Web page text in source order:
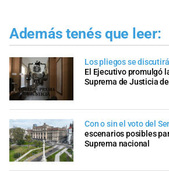
Además tenés que leer:
Los pliegos se
El Ejecutivo promulgó
Suprema de Justicia
Con o sin el voto del
escenarios posibles
Suprema nacional